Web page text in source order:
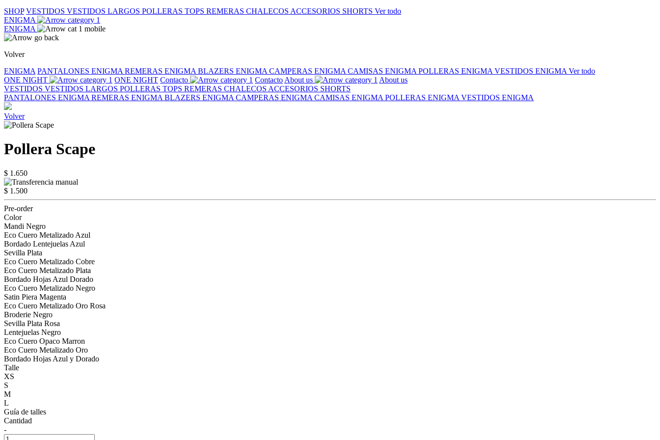
SHOP VESTIDOS VESTIDOS LARGOS POLLERAS TOPS REMERAS CHALECOS ACCESORIOS SHORTS Ver todo
ENIGMA
ENIGMA
Volver
ENIGMA PANTALONES ENIGMA REMERAS ENIGMA BLAZERS ENIGMA CAMPERAS ENIGMA CAMISAS ENIGMA POLLERAS ENIGMA VESTIDOS ENIGMA Ver todo
ONE NIGHT
ONE NIGHT Contacto Contacto About us
About us
VESTIDOS VESTIDOS LARGOS POLLERAS TOPS REMERAS CHALECOS ACCESORIOS SHORTS
PANTALONES ENIGMA REMERAS ENIGMA BLAZERS ENIGMA CAMPERAS ENIGMA CAMISAS ENIGMA POLLERAS ENIGMA VESTIDOS ENIGMA
Volver
Pollera Scape
$ 1.650
$ 1.500
Pre-order
Color
Mandi Negro
Eco Cuero Metalizado Azul
Bordado Lentejuelas Azul
Sevilla Plata
Eco Cuero Metalizado Cobre
Eco Cuero Metalizado Plata
Bordado Hojas Azul Dorado
Eco Cuero Metalizado Negro
Satin Piera Magenta
Eco Cuero Metalizado Oro Rosa
Broderie Negro
Sevilla Plata Rosa
Lentejuelas Negro
Eco Cuero Opaco Marron
Eco Cuero Metalizado Oro
Bordado Hojas Azul y Dorado
Talle
XS
S
M
L
Guía de talles
Cantidad
-